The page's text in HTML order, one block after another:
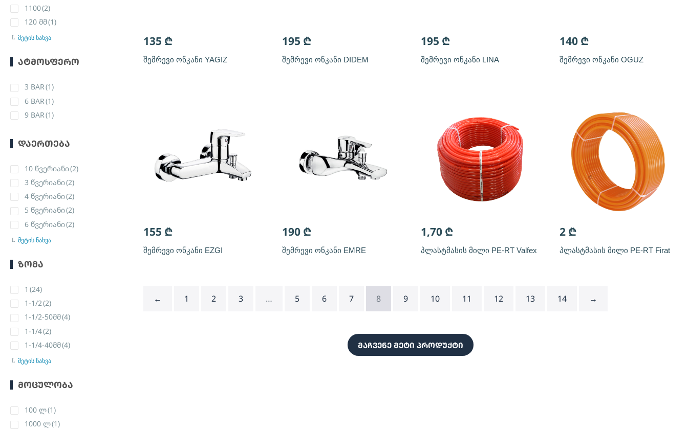
1100(2)
120 მმ(1)
მეტის ნახვა
ᲐᲢᲛᲝᲡᲤᲔᲠᲝ
3 BAR(1)
6 BAR(1)
9 BAR(1)
ᲓᲐᲔᲠᲗᲔᲑᲐ
10 წვერიანი(2)
3 წვერიანი(2)
4 წვერიანი(2)
5 წვერიანი(2)
6 წვერიანი(2)
მეტის ნახვა
ᲖᲝᲛᲐ
1 (24)
1-1/2(2)
1-1/2-50მმ(4)
1-1/4(2)
1-1/4-40მმ(4)
მეტის ნახვა
ᲛᲝᲪᲣᲚᲝᲑᲐ
100 ლ(1)
1000 ლ(1)
135 ₾
შემრევი ონკანი YAGIZ
195 ₾
შემრევი ონკანი DIDEM
195 ₾
შემრევი ონკანი LINA
140 ₾
შემრევი ონკანი OGUZ
155 ₾
შემრევი ონკანი EZGI
190 ₾
შემრევი ონკანი EMRE
1,70 ₾
პლასტმასის მილი PE-RT Valfex
2 ₾
პლასტმასის მილი PE-RT Firat
← 1 2 3 … 5 6 7 8 9 10 11 12 13 14 →
მაჩვენე მეტი პროდუქტი